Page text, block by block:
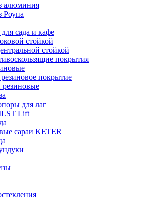
алюминия
Роупа
сада и кафе
стойкой
стойкой
покрытия
покрытие
для лаг
Lift
сараи KETER